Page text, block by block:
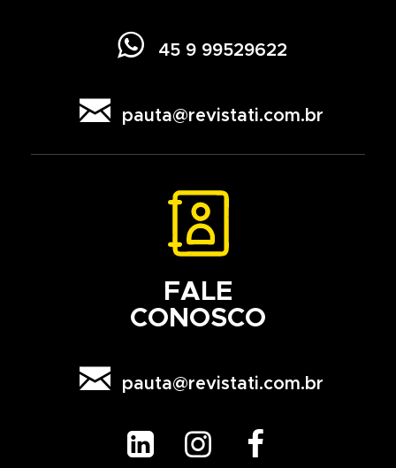
 45 9 99529622
 pauta@revistati.com.br
FALE
CONOSCO
 pauta@revistati.com.br
  